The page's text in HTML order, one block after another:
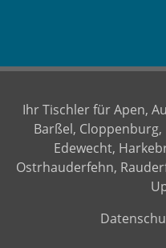
Ihr Tischler für Apen,
Barßel,
Edewecht,
Ostrhauderfehn,